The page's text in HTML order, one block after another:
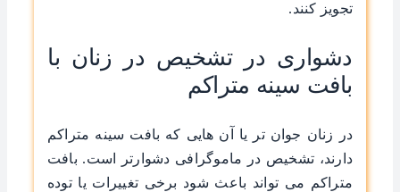
تجویز کنند.
دشواری در تشخیص در زنان با
بافت سینه متراکم
در زنان جوان تر یا آن هایی که بافت سینه متراکم
دارند، تشخیص در ماموگرافی دشوارتر است. بافت
متراکم می تواند باعث شود برخی تغییرات یا توده